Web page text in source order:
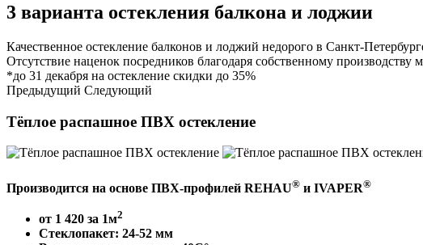
3 варианта остекления балкона и лоджии
Качественное остекление балконов и лоджий недорого в Санкт-
Отсутствие наценок посредников благодаря собственному
*до 31 декабря на остекление скидки до 35%
Предыдущий Следующий
Тёплое распашное ПВХ остекление
Производится на основе ПВХ-профилей REHAU® и IVAPER®
от 1 420 за 1м2
Стеклопакет: 24-52 мм